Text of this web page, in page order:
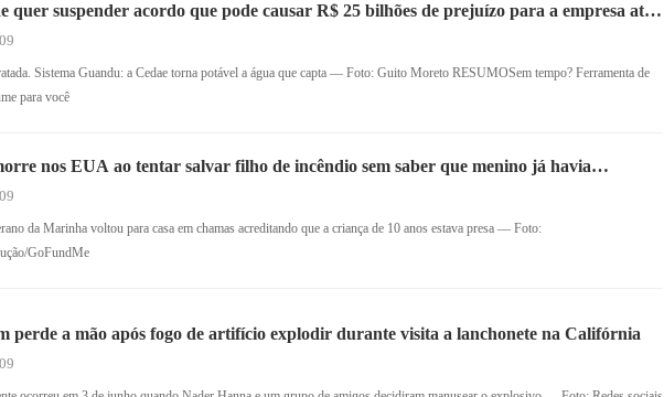
quer suspender acordo que pode causar R$ 25 bilhões de prejuízo para a empresa até
Sistema Guandu: a Cedae torna potável a água que capta — Foto: Guito Moreto RESUMOSem tempo? Ferramenta de
para você
nos EUA ao tentar salvar filho de incêndio sem saber que menino já havia
escapar
da Marinha voltou para casa em chamas acreditando que a criança de 10 anos estava presa — Foto:
GoFundMe
perde a mão após fogo de artifício explodir durante visita a lanchonete na Califórnia